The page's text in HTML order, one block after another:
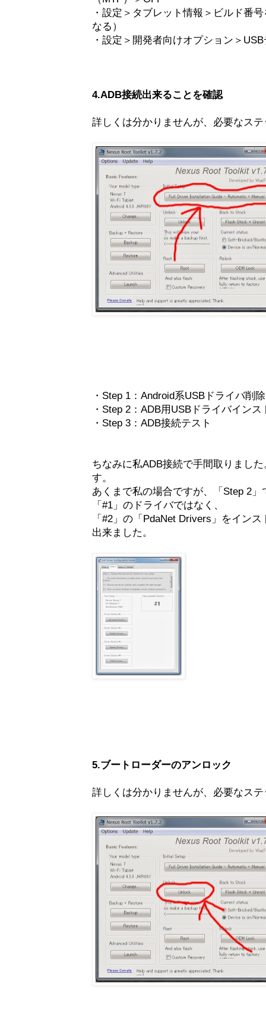
・設定＞タブレット情報＞ビルド番
なる）
・設定＞開発者向けオプション＞
4.ADB接続出来ることを確認
詳しくは分かりませんが、必要なス
・Step 1：Android系USBドライバ削除
・Step 2：ADB用USBドライバインス
・Step 3：ADB接続テスト
ちなみに私ADB接続で手間取りまし
す。
あくまで私の場合ですが、「Step 2
「#1」のドライバではなく、
「#2」の「PdaNet Drivers」をイン
出来ました。
5.ブートローダーのアンロック
詳しくは分かりませんが、必要なス